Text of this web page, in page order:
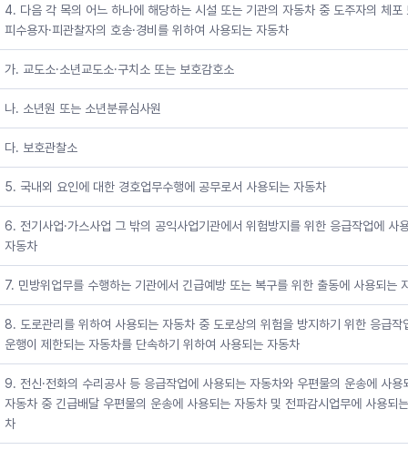
4. 다음 각 목의 어느 하나에 해당하는 시설 또는 기관의 자동차 중 도주자의 체포
피수용자·피관찰자의 호송·경비를 위하여 사용되는 자동차
가. 교도소·소년교도소·구치소 또는 보호감호소
나. 소년원 또는 소년분류심사원
다. 보호관찰소
5. 국내외 요인에 대한 경호업무수행에 공무로서 사용되는 자동차
6. 전기사업·가스사업 그 밖의 공익사업기관에서 위험방지를 위한 응급작업에 사
자동차
7. 민방위업무를 수행하는 기관에서 긴급예방 또는 복구를 위한 출동에 사용되는
8. 도로관리를 위하여 사용되는 자동차 중 도로상의 위험을 방지하기 위한 응급작
운행이 제한되는 자동차를 단속하기 위하여 사용되는 자동차
9. 전신·전화의 수리공사 등 응급작업에 사용되는 자동차와 우편물의 운송에 사용
자동차 중 긴급배달 우편물의 운송에 사용되는 자동차 및 전파감시업무에 사용되
차